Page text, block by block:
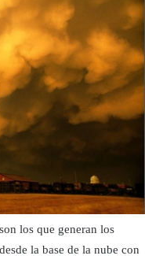
los que generan los
la base de la nube con